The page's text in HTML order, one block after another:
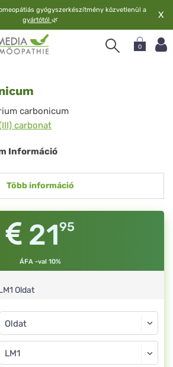
gyógyszerkészítmény közvetlenül a
gyártótól 🌿 X
0
carbonicum
carbonat
Információ
Több információ
2195
ÁFA -val 10%
Oldat
Gyógyszerforma
Oldat
LM1